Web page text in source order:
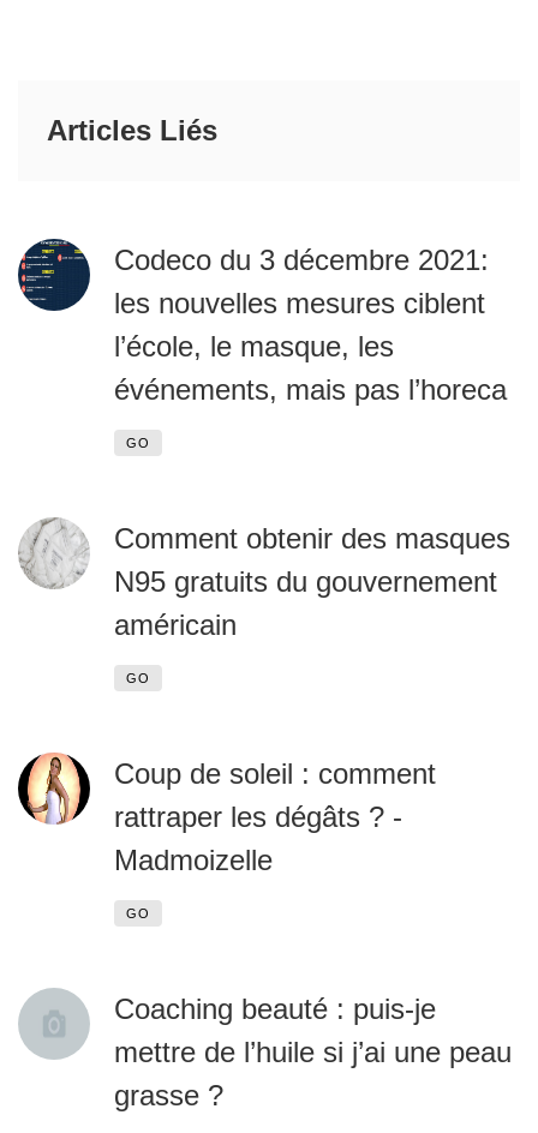
Articles Liés
Codeco du 3 décembre 2021:
les nouvelles mesures ciblent
l’école, le masque, les
événements, mais pas l’horeca
GO
Comment obtenir des masques
N95 gratuits du gouvernement
américain
GO
Coup de soleil : comment
rattraper les dégâts ? -
Madmoizelle
GO
Coaching beauté : puis-je
mettre de l’huile si j’ai une peau
grasse ?